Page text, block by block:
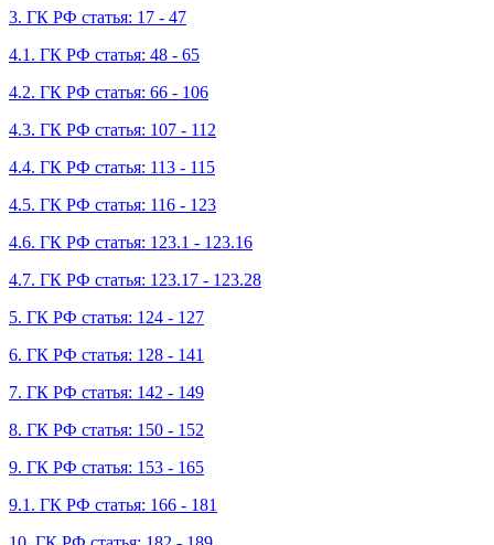
3. ГК РФ статья: 17 - 47
4.1. ГК РФ статья: 48 - 65
4.2. ГК РФ статья: 66 - 106
4.3. ГК РФ статья: 107 - 112
4.4. ГК РФ статья: 113 - 115
4.5. ГК РФ статья: 116 - 123
4.6. ГК РФ статья: 123.1 - 123.16
4.7. ГК РФ статья: 123.17 - 123.28
5. ГК РФ статья: 124 - 127
6. ГК РФ статья: 128 - 141
7. ГК РФ статья: 142 - 149
8. ГК РФ статья: 150 - 152
9. ГК РФ статья: 153 - 165
9.1. ГК РФ статья: 166 - 181